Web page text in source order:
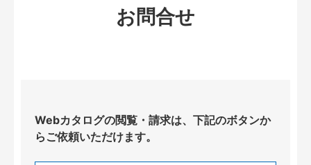
お問合せ
Webカタログの閲覧・請求は、下記のボタンか
らご依頼いただけます。